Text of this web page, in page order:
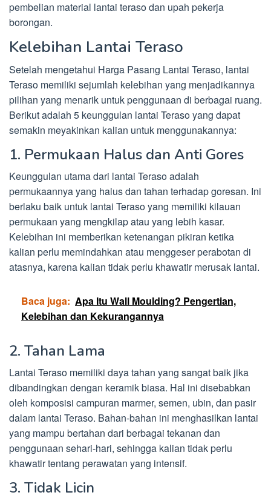
pembelian material lantai teraso dan upah pekerja
borongan.
Kelebihan Lantai Teraso
Setelah mengetahui Harga Pasang Lantai Teraso, lantai
Teraso memiliki sejumlah kelebihan yang menjadikannya
pilihan yang menarik untuk penggunaan di berbagai ruang.
Berikut adalah 5 keunggulan lantai Teraso yang dapat
semakin meyakinkan kalian untuk menggunakannya:
1. Permukaan Halus dan Anti Gores
Keunggulan utama dari lantai Teraso adalah
permukaannya yang halus dan tahan terhadap goresan. Ini
berlaku baik untuk lantai Teraso yang memiliki kilauan
permukaan yang mengkilap atau yang lebih kasar.
Kelebihan ini memberikan ketenangan pikiran ketika
kalian perlu memindahkan atau menggeser perabotan di
atasnya, karena kalian tidak perlu khawatir merusak lantai.
Baca juga: Apa Itu Wall Moulding? Pengertian,
Kelebihan dan Kekurangannya
2. Tahan Lama
Lantai Teraso memiliki daya tahan yang sangat baik jika
dibandingkan dengan keramik biasa. Hal ini disebabkan
oleh komposisi campuran marmer, semen, ubin, dan pasir
dalam lantai Teraso. Bahan-bahan ini menghasilkan lantai
yang mampu bertahan dari berbagai tekanan dan
penggunaan sehari-hari, sehingga kalian tidak perlu
khawatir tentang perawatan yang intensif.
3. Tidak Licin